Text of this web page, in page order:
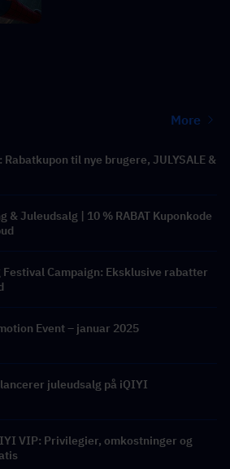
More
til nye brugere, JULYSALE &
& Juleudsalg | 10 % RABAT Kuponkode
Festival Campaign: Eksklusive rabatter
Event – ​​januar 2025
juleudsalg på iQIYI
VIP: Privilegier, omkostninger og